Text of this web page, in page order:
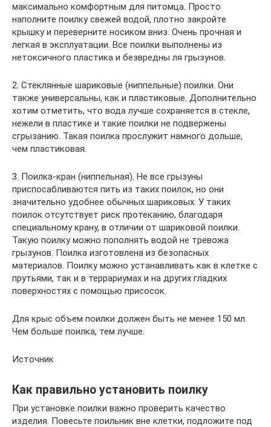
максимально комфортным для питомца. Просто
наполните поилку свежей водой, плотно закройте
крышку и переверните носиком вниз. Очень прочная и
легкая в эксплуатации. Все поилки выполнены из
нетоксичного пластика и безвредны ля грызунов.
2. Стеклянные шариковые (ниппельные) поилки. Они
также универсальны, как и пластиковые. Дополнительно
хотим отметить, что вода лучше сохраняется в стекле,
нежели в пластике и такие поилки не подвержены
сгрызанию. Такая поилка прослужит намного дольше,
чем пластиковая.
3. Поилка-кран (ниппельная). Не все грызуны
приспосабливаются пить из таких поилок, но они
значительно удобнее обычных шариковых. У таких
поилок отсутствует риск протеканию, благодаря
специальному крану, в отличии от шариковой поилки.
Такую поилку можно пополнять водой не тревожа
грызунов. Поилка изготовлена из безопасных
материалов. Поилку можно устанавливать как в клетке с
прутьями, так и в террариумах и на других гладких
поверхностях с помощью присосок.
Для крыс объем поилки должен быть не менее 150 мл.
Чем больше поилка, тем лучше.
Источник
Как правильно установить поилку
При установке поилки важно проверить качество
изделия. Повесьте поильник вне клетки, подложите под